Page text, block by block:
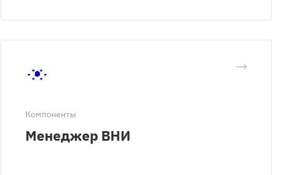
Компоненты
Менеджер ВНИ